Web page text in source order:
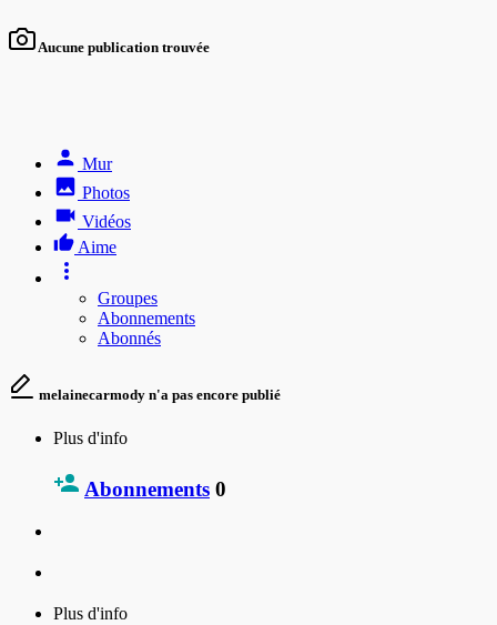
Aucune publication trouvée
Mur
Photos
Vidéos
Aime
Groupes
Abonnements
Abonnés
melainecarmody n'a pas encore publié
Plus d'info
Abonnements 0
Plus d'info